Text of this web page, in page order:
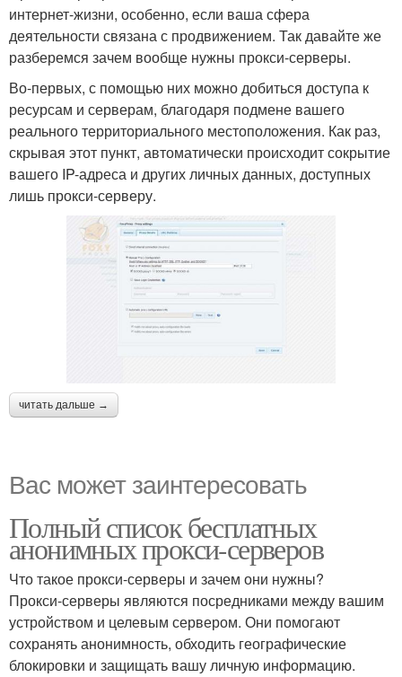
интернет-жизни, особенно, если ваша сфера
деятельности связана с продвижением. Так давайте же
разберемся зачем вообще нужны прокси-серверы.
Во-первых, с помощью них можно добиться доступа к
ресурсам и серверам, благодаря подмене вашего
реального территориального местоположения. Как раз,
скрывая этот пункт, автоматически происходит сокрытие
вашего IP-адреса и других личных данных, доступных
лишь прокси-серверу.
читать дальше →
Вас может заинтересовать
Полный список бесплатных
анонимных прокси-серверов
Что такое прокси-серверы и зачем они нужны?
Прокси-серверы являются посредниками между вашим
устройством и целевым сервером. Они помогают
сохранять анонимность, обходить географические
блокировки и защищать вашу личную информацию.